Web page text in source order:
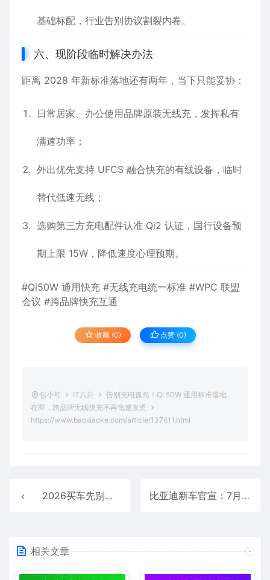
基础标配，行业告别协议割裂内卷。
六、现阶段临时解决办法
距离 2028 年新标准落地还有两年，当下只能妥协：
日常居家、办公使用品牌原装无线充，发挥私有
满速功率；
外出优先支持 UFCS 融合快充的有线设备，临时
替代低速无线；
选购第三方充电配件认准 Qi2 认证，国行设备预
期上限 15W，降低速度心理预期。
#Qi50W 通用快充 #无线充电统一标准 #WPC 联盟
会议 #跨品牌快充互通
收藏 (0) 点赞 (0)
包小可 IT八卦
告别充电孤岛！Qi 50W 通用标准落地
在即，跨品牌无线快充不再龟速发烫
https://www.baoxiaoke.com/article/137611.html
2026买车先别着急，下半年这3台SUV即将上市，你更期待哪款？ 比亚迪新车官宣：7月15日，新款上市
相关文章